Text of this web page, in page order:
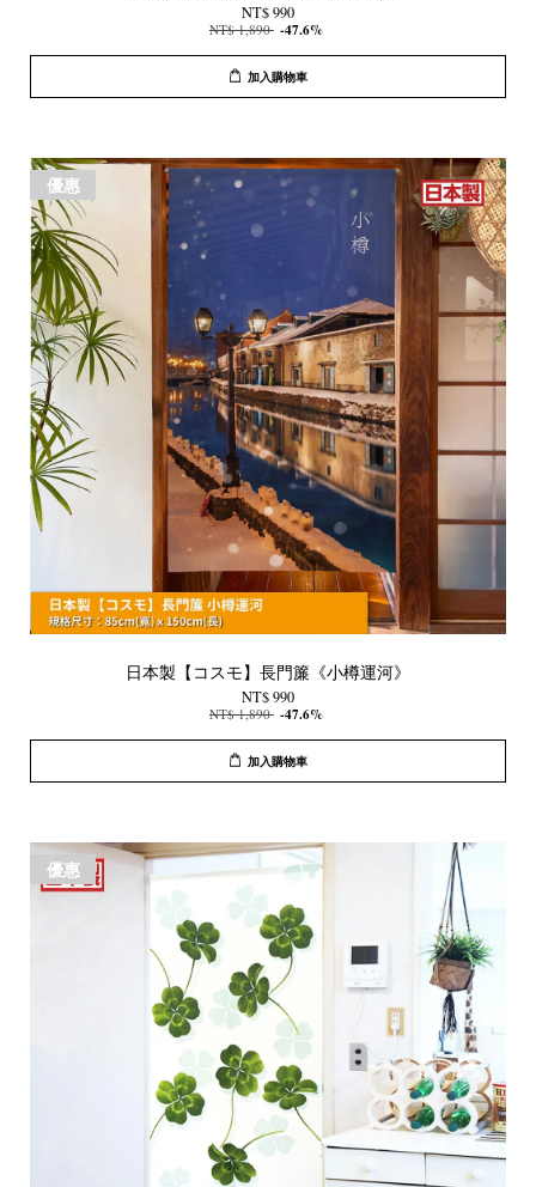
NT$ 990
NT$ 1,890 -47.6%
加入購物車
優惠
日本製【コスモ】長門簾《小樽運河》
NT$ 990
NT$ 1,890 -47.6%
加入購物車
優惠